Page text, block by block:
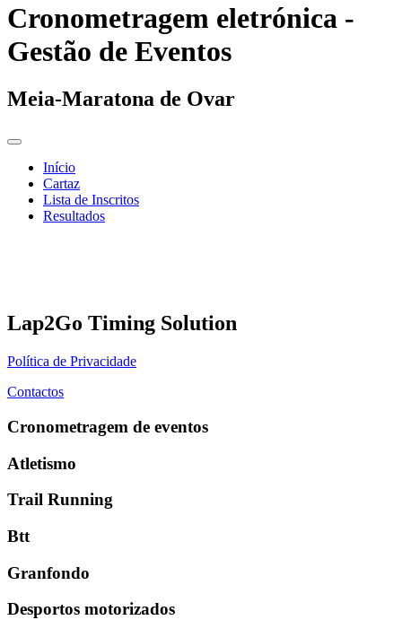
Cronometragem eletrónica -
Gestão de Eventos
Meia-Maratona de Ovar
Início
Cartaz
Lista de Inscritos
Resultados
Lap2Go Timing Solution
Política de Privacidade
Contactos
Cronometragem de eventos
Atletismo
Trail Running
Btt
Granfondo
Desportos motorizados